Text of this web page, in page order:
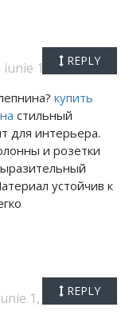
1, 2026
купить
стильный
для интерьера.
и розетки
устойчив к
REPLY
1, 2026REPLY